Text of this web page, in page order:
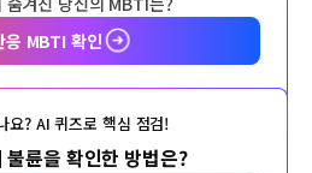
응 MBTI 확인
요? AI 퀴즈로 핵심 점검!
불륜을 확인한 방법은?